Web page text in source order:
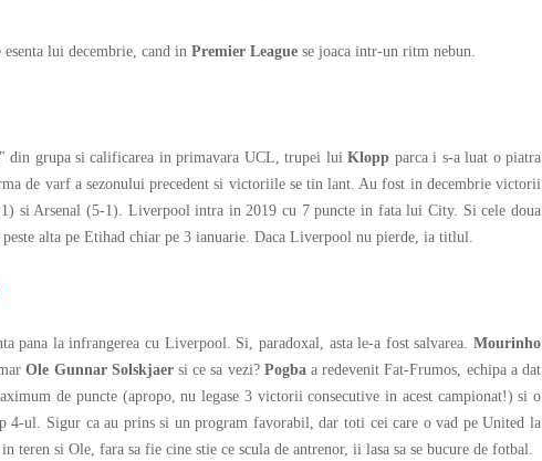
esenta lui decembrie, cand in Premier League se joaca intr-un ritm nebun.
grupa si calificarea in primavara UCL, trupei luiKlopp parca i s-a luat o piatra
de varf a sezonului precedent si victoriile se tin lant. Au fost in decembrie victorii
1) si Arsenal (5-1). Liverpool intra in 2019 cu 7 puncte in fata lui City. Si cele doua
alta pe Etihad chiar pe 3 ianuarie. Daca Liverpool nu pierde, ia titlul.
la infrangerea cu Liverpool. Si, paradoxal, asta le-a fost salvarea. Mourinho
Ole Gunnar Solskjaersi ce sa vezi? Pogba a redevenit Fat-Frumos, echipa a dat
de puncte (apropo, nu legase 3 victorii consecutive in acest campionat!) si o
4-ul. Sigur ca au prins si un program favorabil, dar toti cei care o vad pe United la
teren si Ole, fara sa fie cine stie ce scula de antrenor, ii lasa sa se bucure de fotbal.